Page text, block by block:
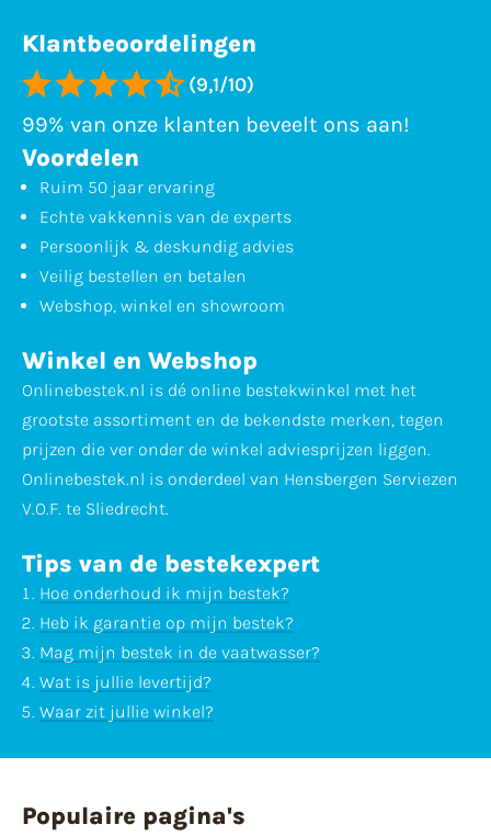
Klantbeoordelingen
(9,1/10)
99% van onze klanten beveelt ons aan!
Voordelen
Ruim 50 jaar ervaring
Echte vakkennis van de experts
Persoonlijk & deskundig advies
Veilig bestellen en betalen
Webshop, winkel en showroom
Winkel en Webshop
Onlinebestek.nl is dé online bestekwinkel met het
grootste assortiment en de bekendste merken, tegen
prijzen die ver onder de winkel adviesprijzen liggen.
Onlinebestek.nl is onderdeel van Hensbergen Serviezen
V.O.F. te Sliedrecht.
Tips van de bestekexpert
Hoe onderhoud ik mijn bestek?
Heb ik garantie op mijn bestek?
Mag mijn bestek in de vaatwasser?
Wat is jullie levertijd?
Waar zit jullie winkel?
Populaire pagina's